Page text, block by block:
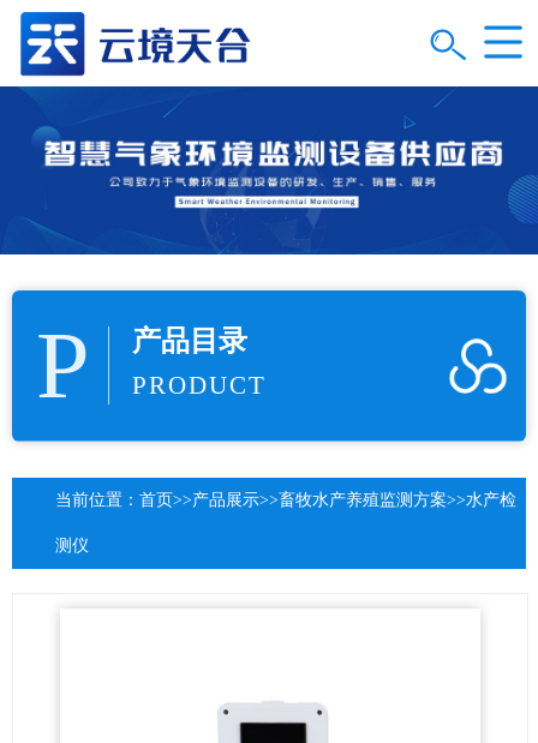
P 产品目录
PRODUCT
当前位置： 首页>>产品展示>>畜牧水产养殖监测方案>>水产检
测仪